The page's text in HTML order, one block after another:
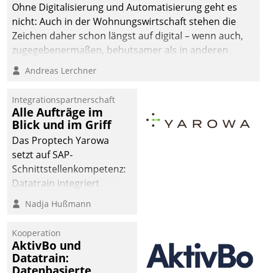
Ohne Digitalisierung und Automatisierung geht es
nicht: Auch in der Wohnungswirtschaft stehen die
Zeichen daher schon längst auf digital – wenn auch,
zugegebenermaßen, behutsamer als in anderen
Branchen.
Andreas Lerchner
Integrationspartnerschaft
Alle Aufträge im
Blick und im Griff
Das Proptech Yarowa
setzt auf SAP-
Schnittstellenkompetenz:
Datatrain integriert
Yarowas Portal zur
Vergabe und Verwaltung
operativen
Instandhaltung in die
SAP-Systemlandschaft
Nadja Hußmann
Kooperation
AktivBo und
Datatrain: